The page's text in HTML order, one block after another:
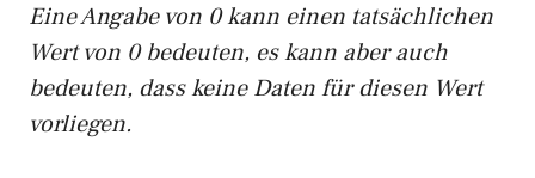
Eine Angabe von 0 kann einen tatsächlichen
Wert von 0 bedeuten, es kann aber auch
bedeuten, dass keine Daten für diesen Wert
vorliegen.